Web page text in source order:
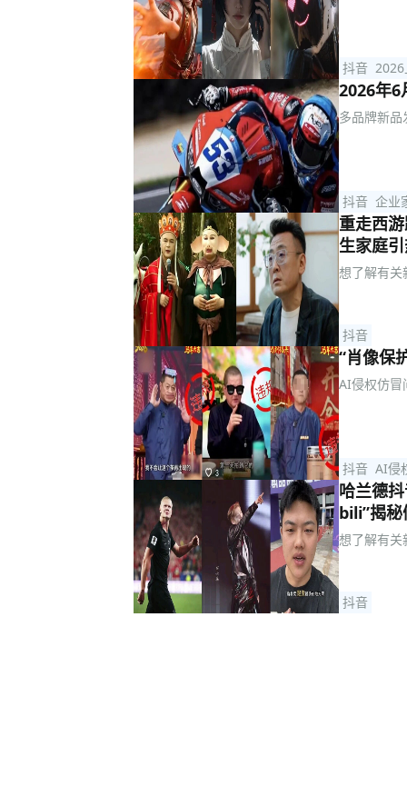
抖音 2026
2026年6
多品牌新品
抖音 企业
重走西
生家庭
想了解有关
抖音
“肖像保
AI侵权仿冒
抖音 AI侵
哈兰德
bili”揭
想了解有关
抖音